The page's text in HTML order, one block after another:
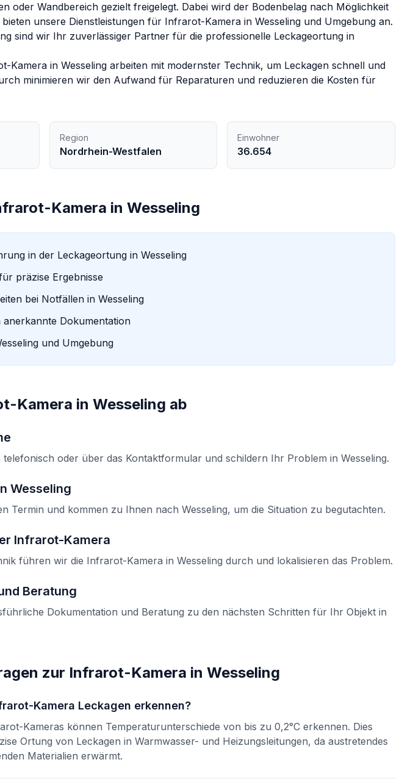
oder Wandbereich gezielt freigelegt. Dabei wird der Bodenbelag nach Möglichkeit
unsere Dienstleistungen für Infrarot-Kamera inWesseling und Umgebung an.
sind wir Ihr zuverlässiger Partner für die professionelle Leckageortung in
Kamera inWesseling arbeiten mit modernster Technik, um Leckagen schnell und
minimieren wir den Aufwand für Reparaturen und reduzieren die Kosten für
Region
Nordrhein-Westfalen
Einwohner
36.654
Kamera inWesseling
in der Leckageortung inWesseling
präzise Ergebnisse
bei Notfällen inWesseling
anerkannte Dokumentation
und Umgebung
Kamera inWesseling ab
telefonisch oder über das Kontaktformular und schildern Ihr Problem in Wesseling.
Wesseling
Termin und kommen zu Ihnen nachWesseling, um die Situation zu begutachten.
Infrarot-Kamera
führen wir die Infrarot-Kamera inWesseling durch und lokalisieren das Problem.
Beratung
Dokumentation und Beratung zu den nächsten Schritten für Ihr Objekt in
zur Infrarot-Kamera inWesseling
Kamera Leckagen erkennen?
Kameras können Temperaturunterschiede von bis zu 0,2°C erkennen. Dies
Ortung von Leckagen in Warmwasser- und Heizungsleitungen, da austretendes
Materialien erwärmt.